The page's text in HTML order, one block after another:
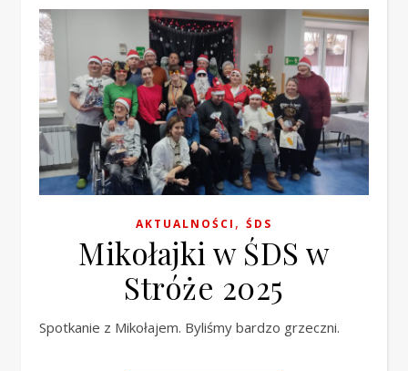
AKTUALNOŚCI , ŚDS
Mikołajki w ŚDS w
Stróże 2025
Spotkanie z Mikołajem. Byliśmy bardzo grzeczni.